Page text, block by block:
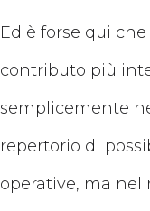
Ed è forse qui
contributo più
semplicemente
repertorio di
operative, ma nel